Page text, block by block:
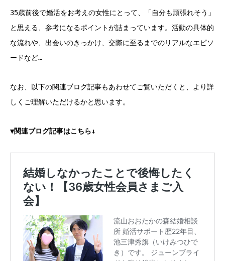
35歳前後で婚活をお考えの女性にとって、「自分も頑張れそう」
と思える、参考になるポイントが詰まっています。活動の具体的
な流れや、出会いのきっかけ、交際に至るまでのリアルなエピソ
ードなど…
なお、以下の関連ブログ記事もあわせてご覧いただくと、より詳
しくご理解いただけるかと思います。
▼関連ブログ記事はこちら↓